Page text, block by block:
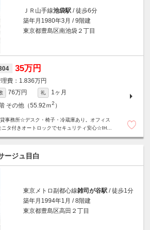
ＪＲ山手線池袋駅 / 徒歩6分
築年月1980年3月 / 9階建
東京都豊島区南池袋２丁目
35万円
1.836万円
76万円 礼
1ヶ月
その他（55.92ｍ2 ）
事務所☆デスク・椅子・冷蔵庫あり。オフィス
ニタ付きオートロックでセキュリティ安心☆IH3
ージュ目白
東京メトロ副都心線雑司が谷駅 / 徒歩1分
築年月1994年1月 / 8階建
東京都豊島区高田２丁目